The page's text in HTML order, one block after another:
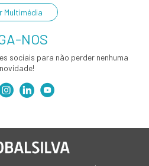
Multimédia
NOS
sociais para não perder nenhuma
novidade!